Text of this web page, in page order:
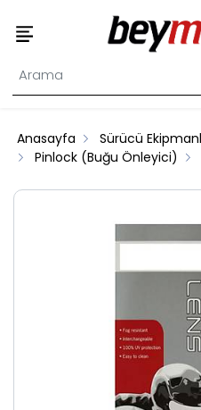
Anasayfa Sürücü
Pinlock (Buğu Önleyici)